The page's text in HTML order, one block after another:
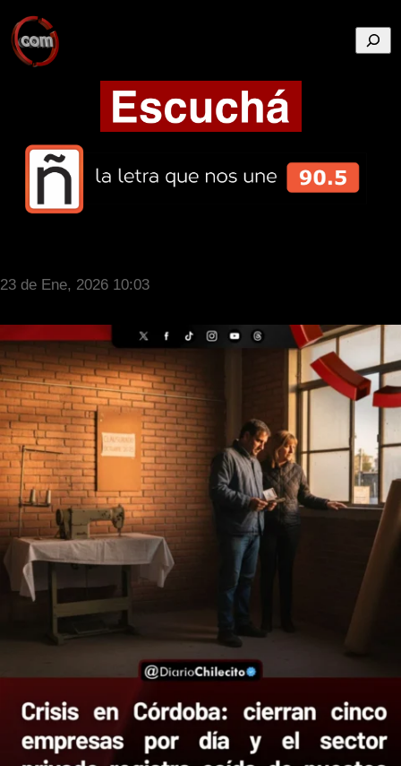
23 de Ene, 2026 10:03